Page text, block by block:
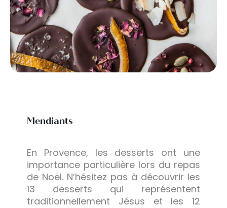
Mendiants
En Provence, les desserts ont une
importance particulière lors du repas
de Noël. N’hésitez pas à découvrir les
13 desserts qui représentent
traditionnellement Jésus et les 12